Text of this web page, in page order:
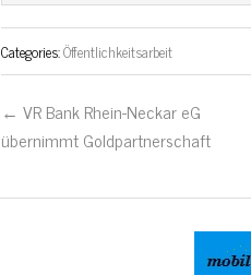
Categories:Öffentlichkeitsarbeit
← VR Bank Rhein-Neckar eG
übernimmt Goldpartnerschaft